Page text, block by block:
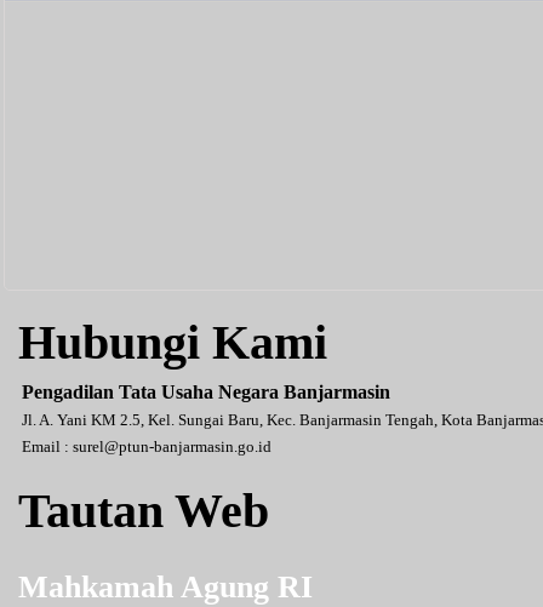
Hubungi Kami
Pengadilan Tata Usaha Negara Banjarmasin
Jl. A. Yani KM 2.5, Kel. Sungai Baru, Kec. Banjarmasin Tengah, Kota
Email : surel@ptun-banjarmasin.go.id
Tautan Web
Mahkamah Agung RI